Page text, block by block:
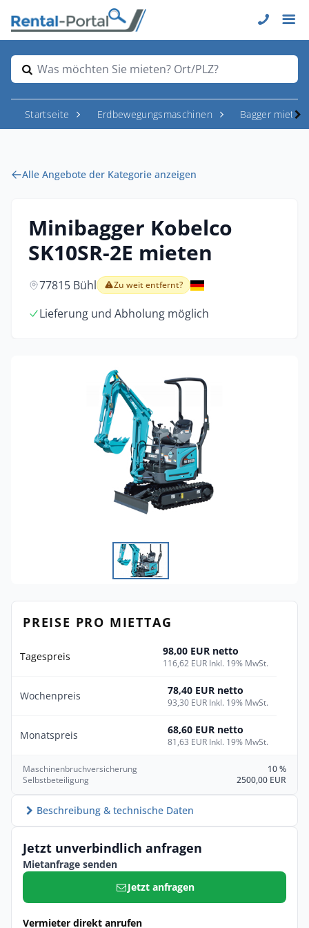
Was möchten Sie mieten? Ort/PLZ?
Startseite Erdbewegungsmaschinen Bagger mieten
Alle Angebote der Kategorie anzeigen
Minibagger Kobelco
SK10SR-2E mieten
77815 Bühl Zu weit entfernt?
Lieferung und Abholung möglich
PREISE PRO MIETTAG
Tagespreis 98,00 EUR netto
116,62 EUR Inkl. 19% MwSt.
Wochenpreis 78,40 EUR netto
93,30 EUR Inkl. 19% MwSt.
Monatspreis 68,60 EUR netto
81,63 EUR Inkl. 19% MwSt.
Maschinenbruchversicherung
10 %
Selbstbeteiligung
2500,00 EUR
Beschreibung & technische Daten
Jetzt unverbindlich anfragen
Mietanfrage senden
Jetzt anfragen
Vermieter direkt anrufen